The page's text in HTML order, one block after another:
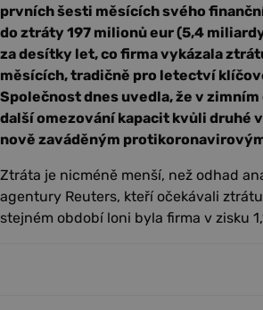
prvních šesti měsících svého
do ztráty 197 milionů eur (5,4
za desítky let, co firma vykázala
měsících, tradičně pro letectví
Společnost dnes uvedla, že v
další omezování kapacit kvůli druhé
nově zaváděným
Ztráta je nicméně menší, než odhad
agentury Reuters, kteří očekávali
stejném období loni byla firma v zisku